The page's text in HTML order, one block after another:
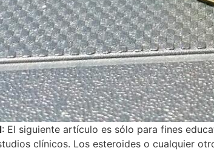
: El siguiente artículo es sólo para fines
clínicos. Los esteroides o cualquier